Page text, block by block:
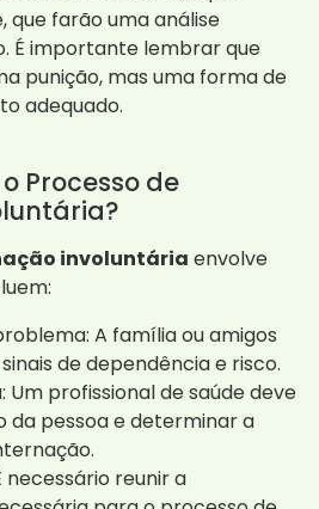
que farão uma análise
É importante lembrar que
punição, mas uma forma de
adequado.
Processo de
involuntária envolve
A família ou amigos
de dependência e risco.
Um profissional de saúde deve
da pessoa e determinar a
necessário reunir a